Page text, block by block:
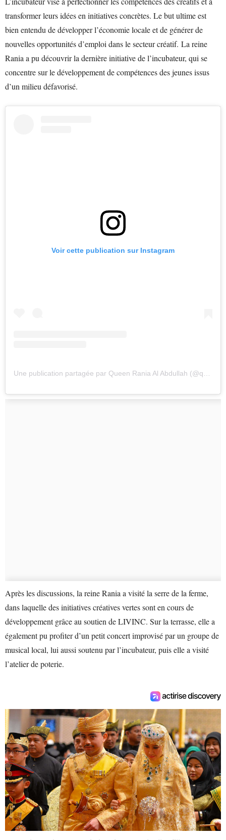
transformer leurs idées en initiatives concrètes. Le but ultime est
bien entendu de développer l’économie locale et de générer de
nouvelles opportunités d’emploi dans le secteur créatif. La reine
Rania a pu découvrir la dernière initiative de l’incubateur, qui se
concentre sur le développement de compétences des jeunes issus
d’un milieu défavorisé.
Voir cette publication sur Instagram
Après les discussions, la reine Rania a visité la serre de la ferme,
dans laquelle des initiatives créatives vertes sont en cours de
développement grâce au soutien de LIVINC. Sur la terrasse, elle a
également pu profiter d’un petit concert improvisé par un groupe de
musical local, lui aussi soutenu par l’incubateur, puis elle a visité
l’atelier de poterie.